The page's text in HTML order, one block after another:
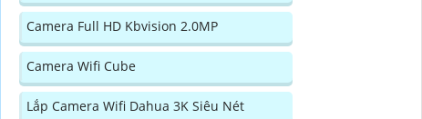
Camera Full HD Kbvision 2.0MP
Camera Wifi Cube
Lắp Camera Wifi Dahua 3K Siêu Nét